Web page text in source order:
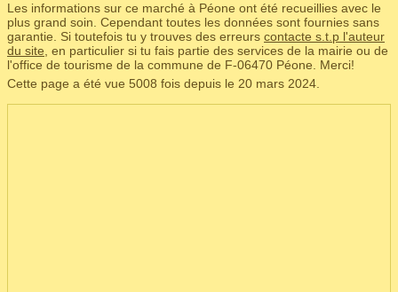
Les informations sur ce marché à Péone ont été recueillies avec le
plus grand soin. Cependant toutes les données sont fournies sans
garantie. Si toutefois tu y trouves des erreurs contacte s.t.p l'auteur
du site , en particulier si tu fais partie des services de la mairie ou de
l'office de tourisme de la commune de F‑06470 Péone. Merci!
Cette page a été vue 5008 fois depuis le 20 mars 2024.